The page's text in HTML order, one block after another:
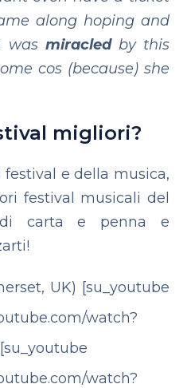
along hoping and
was miracledby this
cos (because) she
migliori?
e della musica,
festival musicali del
carta e penna e
UK) [su_youtube
watch?
watch?